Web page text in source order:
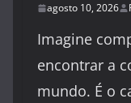
agosto 10, 2026
Imagine
encontrar a
mundo. É o